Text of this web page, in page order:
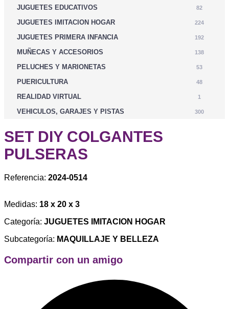
JUGUETES EDUCATIVOS 82
JUGUETES IMITACION HOGAR 224
JUGUETES PRIMERA INFANCIA 192
MUÑECAS Y ACCESORIOS 138
PELUCHES Y MARIONETAS 53
PUERICULTURA 48
REALIDAD VIRTUAL 1
VEHICULOS, GARAJES Y PISTAS 300
SET DIY COLGANTES
PULSERAS
Referencia: 2024-0514
Medidas: 18 x 20 x 3
Categoría: JUGUETES IMITACION HOGAR
Subcategoría: MAQUILLAJE Y BELLEZA
Compartir con un amigo